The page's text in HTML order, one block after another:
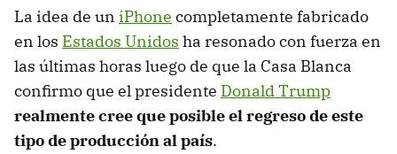
La idea de un iPhone completamente fabricado
en los Estados Unidos ha resonado con fuerza en
las últimas horas luego de que la Casa Blanca
confirmo que el presidente Donald Trump
realmente cree que posible el regreso de este
tipo de producción al país.